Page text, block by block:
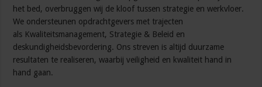
het bed, overbruggen wij de kloof tussen strategie en werkvloer.
We ondersteunen opdrachtgevers met trajecten
als Kwaliteitsmanagement, Strategie & Beleid en
deskundigheidsbevordering. Ons streven is altijd duurzame
resultaten te realiseren, waarbij veiligheid en kwaliteit hand in
hand gaan.